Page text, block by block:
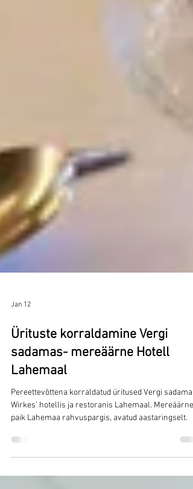
Jan 12
Ürituste korraldamine Vergi
Lahemaal
Pereettevõttena korraldatud üritused Vergi sadamas
Wirkes’ hotellis ja restoranis Lahemaal. Mereäärne